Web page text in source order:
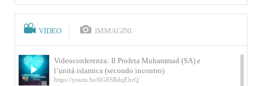
VIDEO IMMAGINI
Videoconferenza: Il Profeta Muhammad (SA) e
l’unità islamica (secondo incontro)
https://youtu.be/6G8SRdqEhrQ